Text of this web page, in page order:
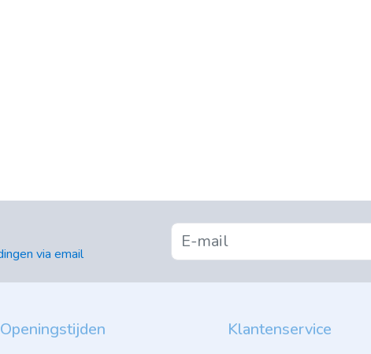
via email
Openingstijden Klantenservice